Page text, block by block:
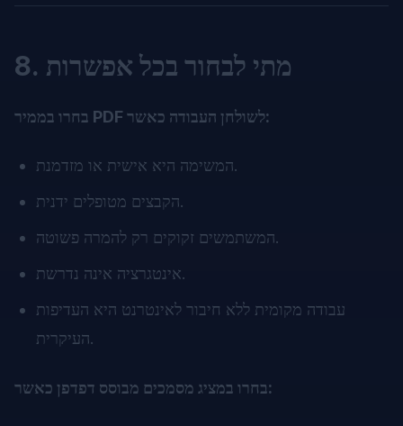
8. מתי לבחור בכל אפשרות
בחרו בממיר PDF לשולחן העבודה כאשר:
המשימה היא אישית או מזדמנת.
הקבצים מטופלים ידנית.
המשתמשים זקוקים רק להמרה פשוטה.
אינטגרציה אינה נדרשת.
עבודה מקומית ללא חיבור לאינטרנט היא העדיפות
העיקרית.
בחרו במציג מסמכים מבוסס דפדפן כאשר: